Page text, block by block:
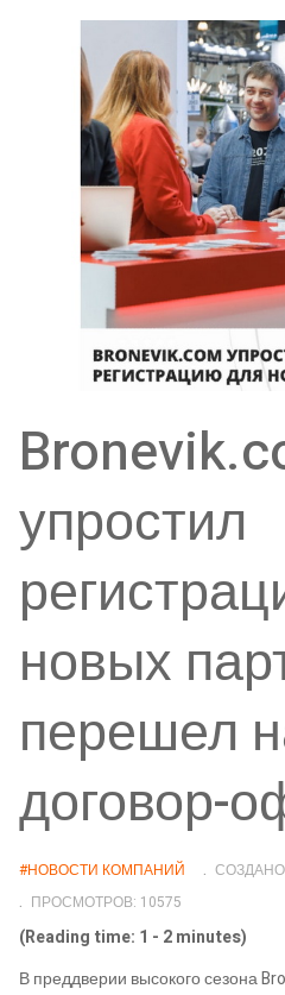
упростил
новых
перешел
договор-
#НОВОСТИ КОМПАНИЙ
ПРОСМОТРОВ: 10575
(Reading time: 1 - 2 minutes)
В преддверии высокого сезона